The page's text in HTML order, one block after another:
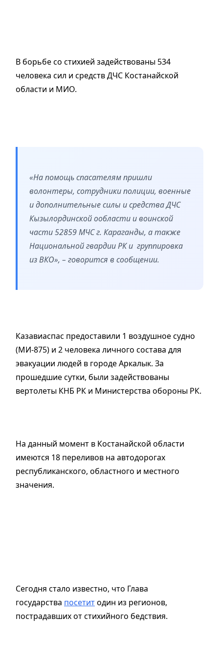
В борьбе со стихией задействованы 534
человека сил и средств ДЧС Костанайской
области и МИО.
«На помощь спасателям пришли
волонтеры, сотрудники полиции, военные
и дополнительные силы и средства ДЧС
Кызылординской ообласти и воинской
части 52859 МЧС г. Караганды, а также
Национальной гвардии РК и группировка
из ВКО», – говорится в сообщении.
Казавиаспас предоставили 1 воздушное судно
(МИ-875) и 2 человека личного состава для
эвакуации людей в городе Аркалык. За
прошедшие сутки, были задействованы
вертолеты КНБ РК и Министерства обороны РК.
На данный момент в Костанайской области
имеются 18 переливов на автодорогах
республиканского, областного и местного
значения.
Сегодня стало известно, что Глава
государства посетитодин из регионов,
пострадавших от стихийного бедствия.